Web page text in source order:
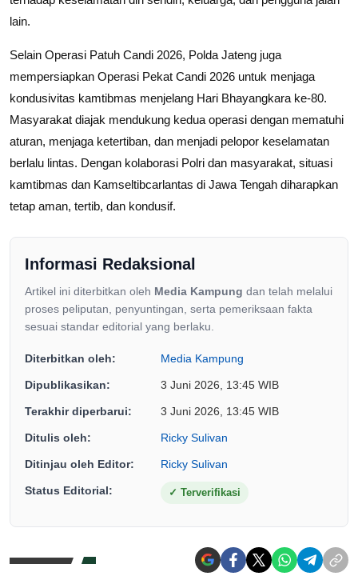
lain.
Selain Operasi Patuh Candi 2026, Polda Jateng juga
mempersiapkan Operasi Pekat Candi 2026 untuk menjaga
kondusivitas kamtibmas menjelang Hari Bhayangkara ke-80.
Masyarakat diajak mendukung kedua operasi dengan mematuhi
aturan, menjaga ketertiban, dan menjadi pelopor keselamatan
berlalu lintas. Dengan kolaborasi Polri dan masyarakat, situasi
kamtibmas dan Kamseltibcarlantas di Jawa Tengah diharapkan
tetap aman, tertib, dan kondusif.
Informasi Redaksional
Artikel ini diterbitkan oleh Media Kampung dan telah melalui
proses peliputan, penyuntingan, serta pemeriksaan fakta
sesuai standar editorial yang berlaku.
Diterbitkan oleh: Media Kampung
Dipublikasikan: 3 Juni 2026, 13:45 WIB
Terakhir diperbarui: 3 Juni 2026, 13:45 WIB
Ditulis oleh: Ricky Sulivan
Ditinjau oleh Editor: Ricky Sulivan
Status Editorial: ✓ Terverifikasi